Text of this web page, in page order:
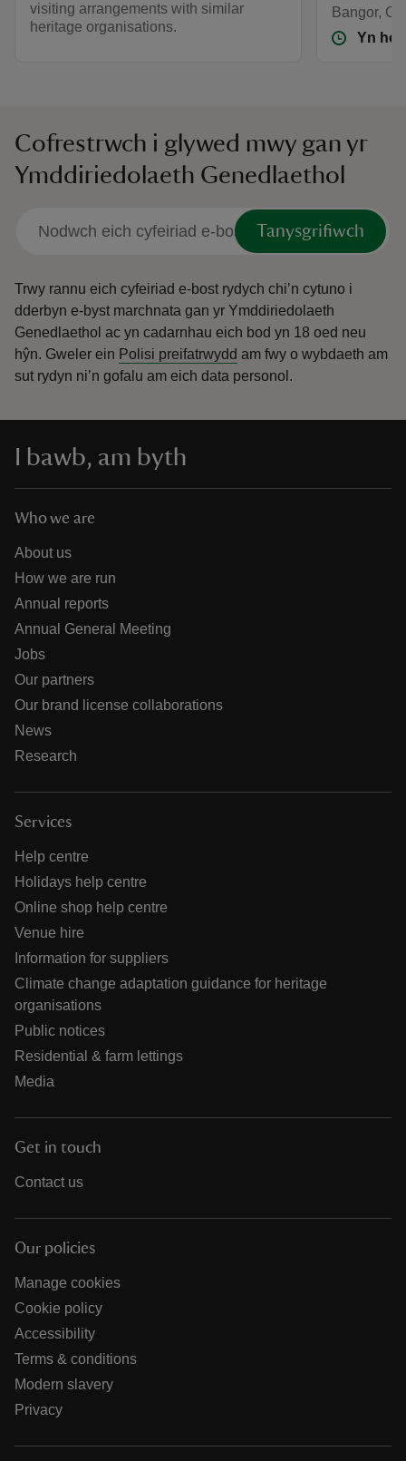
visiting arrangements with similar
heritage organisations.
Bangor,
Yn
Cofrestrwch i glywed mwy gan yr
Ymddiriedolaeth Genedlaethol
Tanysgrifiwch
Trwy rannu eich cyfeiriad e-bost rydych chi’n cytuno i
dderbyn e-byst marchnata gan yr Ymddiriedolaeth
Genedlaethol ac yn cadarnhau eich bod yn 18 oed neu
hŷn. Gweler ein Polisi preifatrwydd am fwy o wybdaeth am
sut rydyn ni’n gofalu am eich data personol.
I bawb, am byth
Who we are
About us
How we are run
Annual reports
Annual General Meeting
Jobs
Our partners
Our brand license collaborations
News
Research
Services
Help centre
Holidays help centre
Online shop help centre
Venue hire
Information for suppliers
Climate change adaptation guidance for heritage
organisations
Public notices
Residential & farm lettings
Media
Get in touch
Contact us
Our policies
Manage cookies
Cookie policy
Accessibility
Terms & conditions
Modern slavery
Privacy